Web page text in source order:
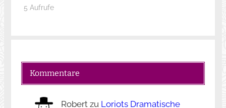
5 Aufrufe
Kommentare
Robertzu Loriots Dramatische